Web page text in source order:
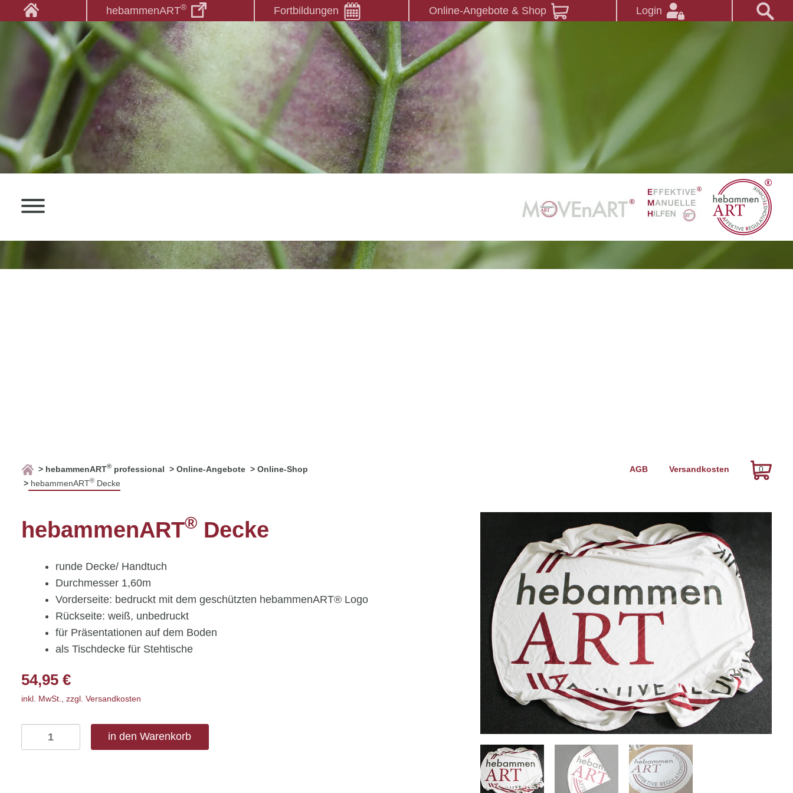
hebammenART® Fortbildungen Online-Angebote & Shop Login
hebammenART® professional Online-Angebote
Online-Shop
hebammenART® Decke
Navigation
AGB Versandkosten 0
hebammenART® Decke
runde Decke/ Handtuch
Durchmesser 1,60m
Vorderseite: bedruckt mit dem geschützten hebammenART® Logo
Rückseite: weiß, unbedruckt
für Präsentationen auf dem Boden
als Tischdecke für Stehtische
54,95 €
inkl. MwSt., zzgl. Versandkosten